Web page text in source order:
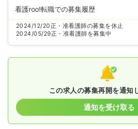
看護roo!転職での募集履歴
2024/12/20正・准看護師の募集を休止
2024/05/29正・准看護師を募集中
この求人の募集再開を通知
通知を受け取る